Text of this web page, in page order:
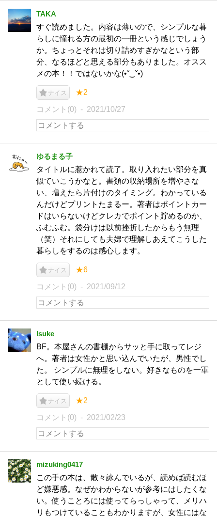
TAKA
すぐ読めました。内容は薄いので、シンプルな暮
らしに憧れる方の最初の一冊という感じでしょう
か。ちょっとそれは切り詰めすぎかなという部
分、なるほどと思える部分もありました。オスス
メの本！！ではないかな(•ˇ‿ˇ•)
ナイス ★2
コメント(0) 2021/10/27
ゆるまる子
タイトルに惹かれて読了。取り入れたい部分を真
似ていこうかなと。書類の収納場所を増やさな
い、増えたら片付けのタイミング。わかっている
んだけどプリントたまるー。著者はポイントカー
ドはいらないけどクレカでポイント貯めるのか、
ふむふむ。袋分けは以前挫折したからもう無理
（笑）それにしても夫婦で理解しあえてこうした
暮らしをするのは感心します。
ナイス ★6
コメント(0) 2021/09/12
Isuke
BF。本屋さんの書棚からサッと手に取ってレジ
へ。著者は女性かと思い込んでいたが、男性でし
た。 シンプルに無理をしない。好きなものを一軍
として使い続ける。
ナイス ★2
コメント(0) 2021/02/23
mizuking0417
この手の本は、散々詠んでいるが、読めば読むほ
ど嫌悪感。なぜかわからないが参考にはしたくな
い。使うことろには使ってらっしゃって、メリハ
リもつけていることもわかりますが、女性にはな